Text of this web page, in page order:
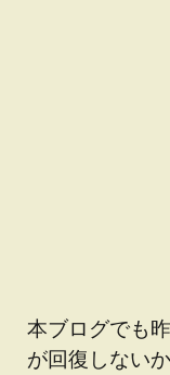
本ブログでも
が回復しない